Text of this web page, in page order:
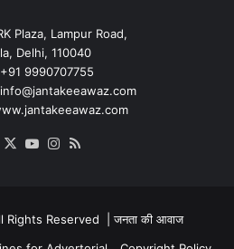
Plaza, Lampur Road,
Delhi, 110040
9990707755
Facebook
X YouTubeInstagram
Rights Reserved |जनता की आवाज